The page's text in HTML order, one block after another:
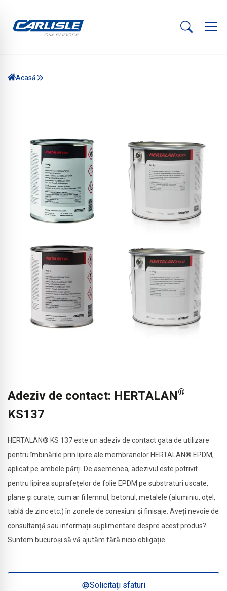
Acasă
Adeziv de contact: HERTALAN®
KS137
HERTALAN® KS 137 este un adeziv de contact gata de utilizare
pentru îmbinările prin lipire ale membranelor HERTALAN® EPDM,
aplicat pe ambele părți. De asemenea, adezivul este potrivit
pentru lipirea suprafețelor de folie EPDM pe substraturi uscate,
plane și curate, cum ar fi lemnul, betonul, metalele (aluminiu, oțel,
tablă de zinc etc.) în zonele de conexiuni și finisaje. Aveți nevoie de
consultanță sau informații suplimentare despre acest produs?
Suntem bucuroși să vă ajutăm fără nicio obligație.
Solicitați sfaturi